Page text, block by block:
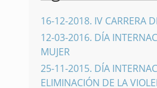
16-12-2018. IV CARRERA
12-03-2016. DÍA
MUJER
25-11-2015. DÍA
ELIMINACIÓN DE LA